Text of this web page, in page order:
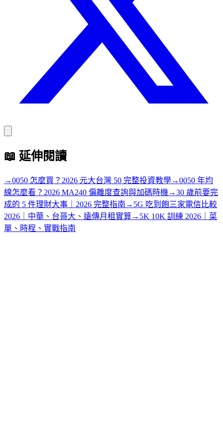
📖 延伸閱讀
→0050 怎麼買？2026 元大台灣 50 完整投資教學→0050 年均
線怎麼看？2026 MA240 偏離度查詢與加碼時機 →30 歲前要完
成的 5 件理財大事｜2026 完整指南 → 5G 吃到飽三家電信比較
2026｜中華、台哥大、遠傳月租實算→ 5K 10K 訓練 2026｜菜
單、時程、實戰指南